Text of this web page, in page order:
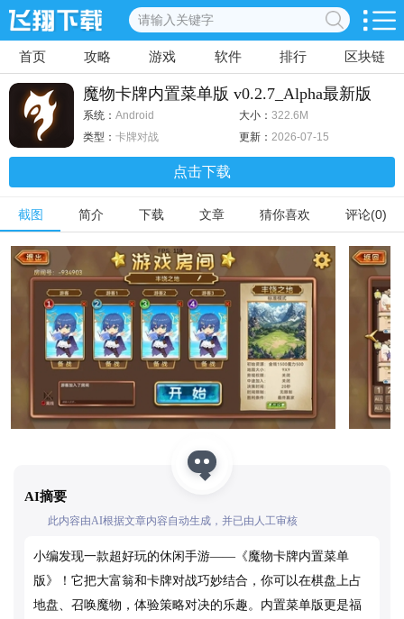
首页 攻略 游戏 软件 排行 区块链
魔物卡牌内置菜单版 v0.2.7_Alpha最新版
系统： Android 大小： 322.6M
类型： 卡牌对战 更新： 2026-07-15
点击下载
截图 简介 下载 文章 猜你喜欢 评论(0)
AI摘要
此内容由AI根据文章内容自动生成，并已由人工审核
小编发现一款超好玩的休闲手游——《魔物卡牌内置菜单
版》！它把大富翁和卡牌对战巧妙结合，你可以在棋盘上占
地盘、召唤魔物，体验策略对决的乐趣。内置菜单版更是福